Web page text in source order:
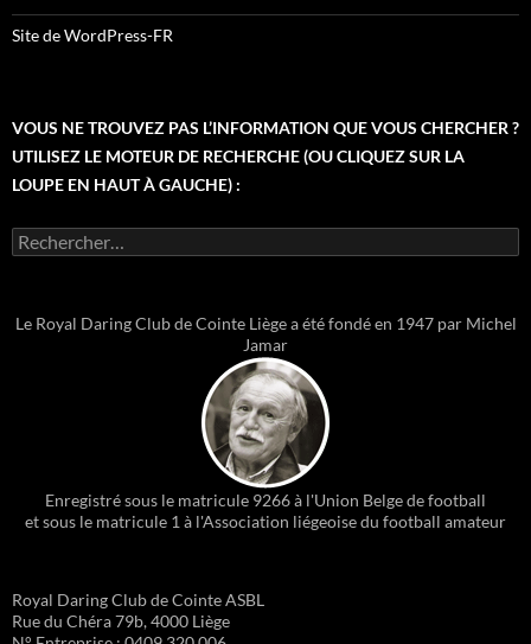
Site de WordPress-FR
VOUS NE TROUVEZ PAS L’INFORMATION QUE VOUS CHERCHER ?
UTILISEZ LE MOTEUR DE RECHERCHE (OU CLIQUEZ SUR LA
LOUPE EN HAUT À GAUCHE) :
Rechercher :
Le Royal Daring Club de Cointe Liège a été fondé en 1947 par Michel
Jamar
Enregistré sous le matricule 9266 à l'Union Belge de football
et sous le matricule 1 à l'Association liégeoise du football amateur
Royal Daring Club de Cointe ASBL
Rue du Chéra 79b, 4000 Liège